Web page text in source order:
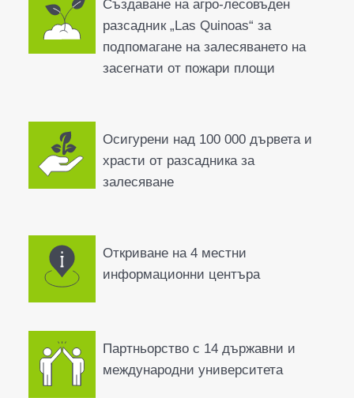
Създаване на агро-лесовъден
разсадник „Las Quinoas“ за
подпомагане на залесяването на
засегнати от пожари площи
Осигурени над 100 000 дървета и
храсти от разсадника за
залесяване
Откриване на 4 местни
информационни центъра
Партньорство с 14 държавни и
международни университета